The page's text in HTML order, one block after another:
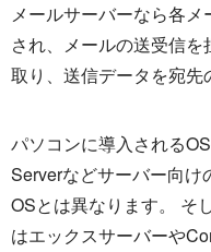
メールサーバーなら各
され、メールの送受信
取り、送信データを宛先
パソコンに導入される
Serverなどサーバー向
OSとは異なります。 そ
はエックスサーバーや